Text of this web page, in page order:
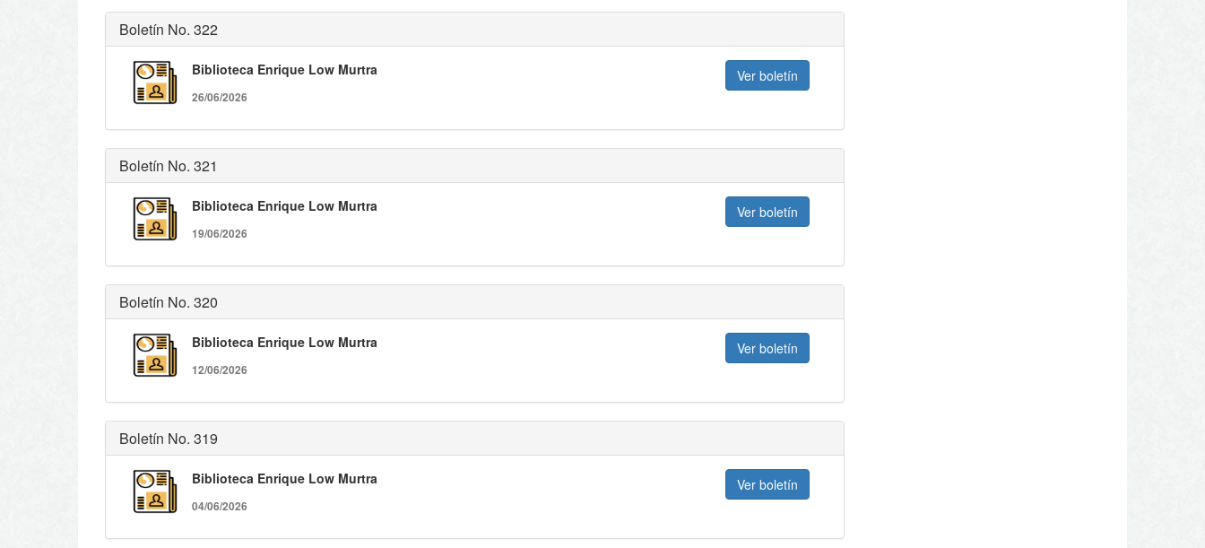
Boletín No. 322
Biblioteca Enrique Low Murtra
26/06/2026
Ver boletín
Boletín No. 321
Biblioteca Enrique Low Murtra
19/06/2026
Ver boletín
Boletín No. 320
Biblioteca Enrique Low Murtra
12/06/2026
Ver boletín
Boletín No. 319
Biblioteca Enrique Low Murtra
04/06/2026
Ver boletín